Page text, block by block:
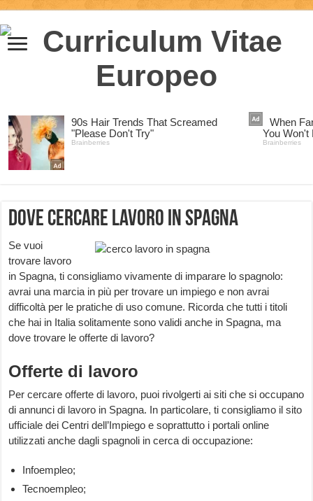
Dove cercare lavoro in Spagna
Se vuoi
trovare lavoro
in Spagna, ti consigliamo vivamente di imparare lo spagnolo:
avrai una marcia in più per trovare un impiego e non avrai
difficoltà per le pratiche di uso comune. Ricorda che tutti i titoli
che hai in Italia solitamente sono validi anche in Spagna, ma
dove trovare le offerte di lavoro?
Offerte di lavoro
Per cercare offerte di lavoro, puoi rivolgerti ai siti che si occupano
di annunci di lavoro in Spagna. In particolare, ti consigliamo il sito
ufficiale dei Centri dell’Impiego e soprattutto i portali online
utilizzati anche dagli spagnoli in cerca di occupazione:
Infoempleo;
Tecnoempleo;